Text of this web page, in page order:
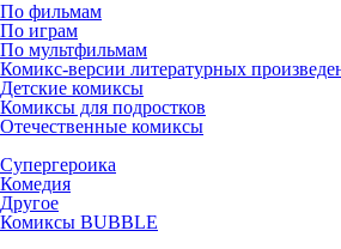
По фильмам
По играм
По мультфильмам
Комикс-версии литературных
Детские комиксы
Комиксы для подростков
Отечественные комиксы
Супергероика
Комедия
Другое
Комиксы BUBBLE